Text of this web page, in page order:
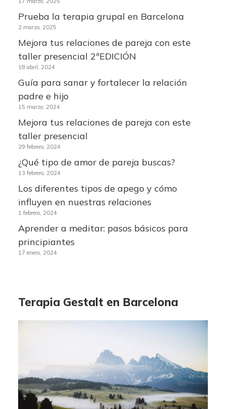
Prueba la terapia grupal en Barcelona
2 marzo, 2025
Mejora tus relaciones de pareja con este
taller presencial 2ªEDICIÓN
18 abril, 2024
Guía para sanar y fortalecer la relación
padre e hijo
15 marzo, 2024
Mejora tus relaciones de pareja con este
taller presencial
29 febrero, 2024
¿Qué tipo de amor de pareja buscas?
13 febrero, 2024
Los diferentes tipos de apego y cómo
influyen en nuestras relaciones
1 febrero, 2024
Aprender a meditar: pasos básicos para
principiantes
17 enero, 2024
Terapia Gestalt en Barcelona